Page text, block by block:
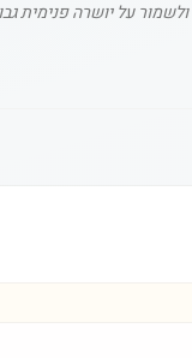
על יושרה פנימית